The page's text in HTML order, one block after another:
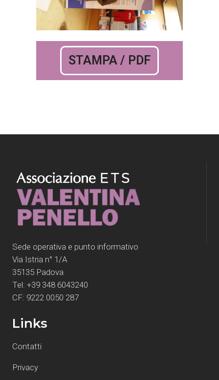
STAMPA / PDF
Sede operativa e punto informativo
Via Istria n° 1/A
35135 Padova
Tel: +39 348 6043240
CF: 9222 0050 287
Links
Contatti
Privacy